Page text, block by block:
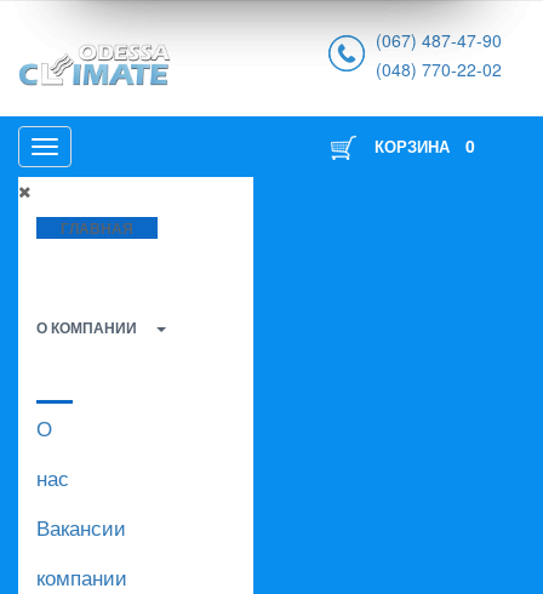
(067) 487-47-90
(048) 770-22-02
ГЛАВНАЯ
О КОМПАНИИ
О
нас
Вакансии
компании
КОРЗИНА 0